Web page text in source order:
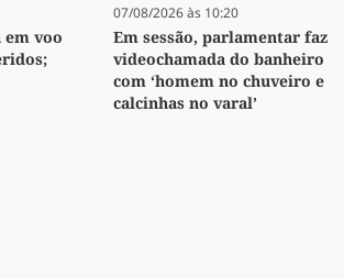
voo
07/08/2026 às 10:20
Em sessão, parlamentar faz
videochamada do banheiro
com ‘homem no chuveiro e
calcinhas no varal’